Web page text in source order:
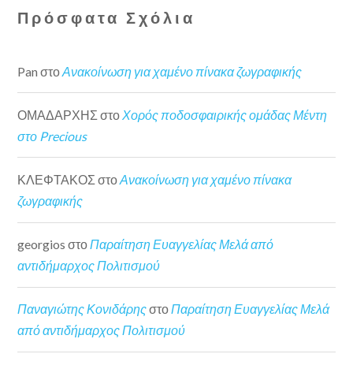
Πρόσφατα Σχόλια
Pan στοΑνακοίνωση για χαμένο πίνακα ζωγραφικής
ΟΜΑΔΑΡΧΗΣ στο Χορός ποδοσφαιρικής ομάδας Μέντη
στο Precious
ΚΛΕΦΤΑΚΟΣ στοΑνακοίνωση για χαμένο πίνακα
ζωγραφικής
georgios στοΠαραίτηση Ευαγγελίας Μελά από
αντιδήμαρχος Πολιτισμού
Παναγιώτης ΚονιδάρηςστοΠαραίτηση Ευαγγελίας Μελά
από αντιδήμαρχος Πολιτισμού